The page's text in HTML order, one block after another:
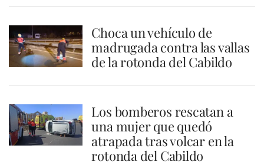
Choca un vehículo de
madrugada contra las vallas
de la rotonda del Cabildo
Los bomberos rescatan a
una mujer que quedó
atrapada tras volcar en la
rotonda del Cabildo